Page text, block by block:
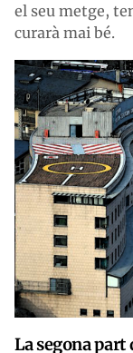
el seu metge,
curarà mai bé.
La segona part